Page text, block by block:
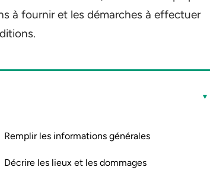
à fournir et les démarches à effectuer
Remplir les informations générales
Décrire les lieux et les dommages